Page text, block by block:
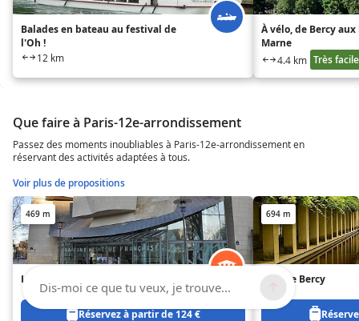
Balades en bateau au festival de
l'Oh !
12 km
À vélo, de Bercy
Marne
4.4 km Très facile
Que faire à Paris-12e-arrondissement
Passez des moments inoubliables à Paris-12e-arrondissement en
réservant des activités adaptées à tous.
Voir plus de propositions
469 m
La Cinémathèque Française
Réservez à partir de 124 €
694 m
Parc de Bercy
Dis-moi ce que tu veux, je trouve...